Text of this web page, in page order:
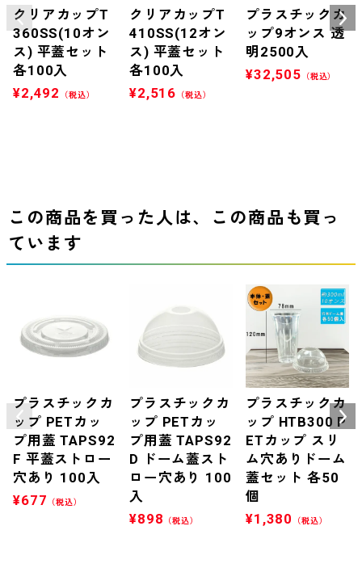
クリアカップT
360SS(10オン
ス) 平蓋セット
各100入
¥2,492 （税込）
クリアカップT
410SS(12オン
ス) 平蓋セット
各100入
¥2,516 （税込）
プラスチックカ
ップ9オンス 透
明2500入
¥32,505 （税込）
この商品を買った人は、この商品も買っ
ています
プラスチックカ
ップ PETカッ
プ用蓋 TAPS92
F 平蓋ストロー
穴あり 100入
¥677 （税込）
プラスチックカ
ップ PETカッ
プ用蓋 TAPS92
D ドーム蓋スト
ロー穴あり 100
入
¥898 （税込）
プラスチックカ
ップ HTB300 P
ETカップ スリ
ム穴ありドーム
蓋セット 各50
個
¥1,380 （税込）